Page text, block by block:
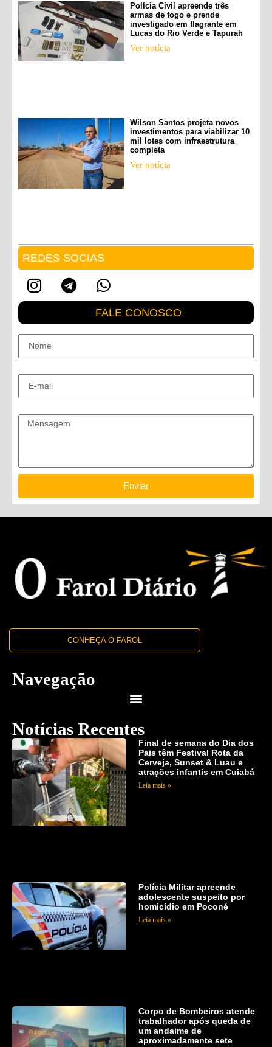
Polícia Civil apreende três
armas de fogo e prende
investigado em flagrante em
Lucas do Rio Verde e Tapurah
Ver notícia
Wilson Santos projeta novos
investimentos para viabilizar 10
mil lotes com infraestrutura
completa
Ver notícia
REDES SOCIAS
FALE CONOSCO
Enviar
CONHEÇA O FAROL
Navegação
Notícias Recentes
Final de semana do Dia dos
Pais têm Festival Rota da
Cerveja, Sunset & Luau e
atrações infantis em Cuiabá
Leia mais »
Polícia Militar apreende
adolescente suspeito por
homicídio em Poconé
Leia mais »
Corpo de Bombeiros atende
trabalhador após queda de
um andaime de
aproximadamente sete